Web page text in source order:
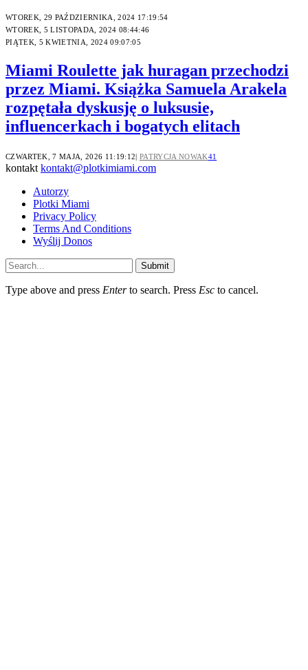
WTOREK, 29 PAŹDZIERNIKA, 2024 17:19:54
WTOREK, 5 LISTOPADA, 2024 08:44:46
PIĄTEK, 5 KWIETNIA, 2024 09:07:05
Miami Roulette jak huragan przechodzi
przez Miami. Książka Samuela Arakela
rozpętała dyskusję o luksusie,
influencerkach i bogatych elitach
CZWARTEK, 7 MAJA, 2026 11:19:12 PATRYCJA NOWAK41
kontakt kontakt@plotkimiami.com
Autorzy
Plotki Miami
Privacy Policy
Terms And Conditions
Wyślij Donos
Submit
Type above and press Enterto search. Press Esc to cancel.